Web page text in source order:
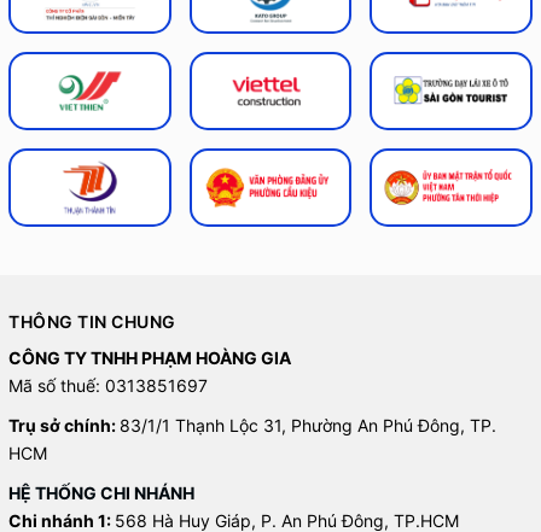
THÔNG TIN CHUNG
CÔNG TY TNHH PHẠM HOÀNG GIA
Mã số thuế: 0313851697
Trụ sở chính: 83/1/1 Thạnh Lộc 31, Phường An Phú Đông, TP.
HCM
HỆ THỐNG CHI NHÁNH
Chi nhánh 1: 568 Hà Huy Giáp, P. An Phú Đông, TP.HCM